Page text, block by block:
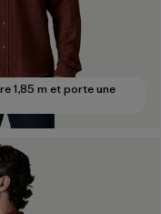
1,85 m et porte une